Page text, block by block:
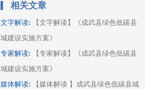
相关文章
文字解读: 【文字解读】《成武县绿色低碳县
城建设实施方案》
专家解读: 【专家解读】《成武县绿色低碳县
城建设实施方案》
媒体解读: 【媒体解读 】成武县绿色低碳县城